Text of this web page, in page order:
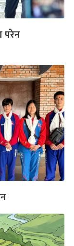
परेन